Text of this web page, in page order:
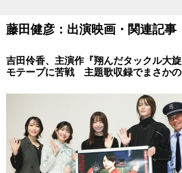
藤田健彦：出演映画・関連記事
吉田伶香、主演作『翔んだタックル大
モテープに苦戦 主題歌収録でまさかの